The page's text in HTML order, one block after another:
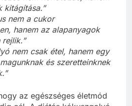
kitágítása.”
nem a cukor
hanem az alapanyagok
nem csak étel, hanem egy
és szeretteinknek
az egészséges életmód